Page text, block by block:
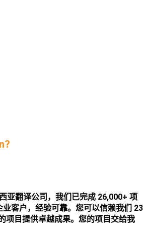
亚翻译公司，我们已完成 26,000+ 项
客户，经验可靠。您可以信赖我们 23
项目提供卓越成果。您的项目交给我